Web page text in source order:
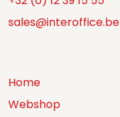
sales@interoffice.be
Home
Webshop